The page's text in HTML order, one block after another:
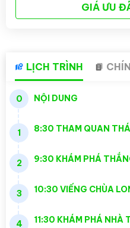
GIÁ ƯU
LỊCH TRÌNH
0 NỘI DUNG
1 8:30 THAM QUAN
2 9:30 KHÁM PHÁ
3 10:30 VIẾNG CHÙA
4 11:30 KHÁM PHÁ NHÀ